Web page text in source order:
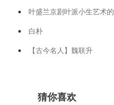
叶盛兰京剧叶派小生艺术的
白朴
【古今名人】魏联升
猜你喜欢